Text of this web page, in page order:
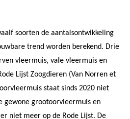
soorten de aantalsontwikkeling
trend worden berekend. Drie
vleermuis, vale vleermuis en
Lijst Zoogdieren (Van Norren et
staat sinds 2020 niet
gewone grootoorvleermuis en
niet meer op de Rode Lijst. De